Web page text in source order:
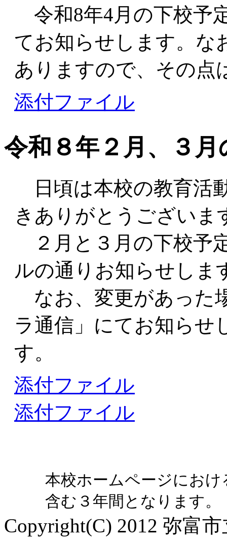
令和8年4月の下校予
てお知らせします。な
ありますので、その点
添付ファイル
令和８年２月、３
日頃は本校の教育活
きありがとうございま
２月と３月の下校予
ルの通りお知らせしま
なお、変更があった
ラ通信」にてお知らせ
す。
添付ファイル
添付ファイル
本校ホームページにお
含む３年間となります。
Copyright(C) 2012 弥富